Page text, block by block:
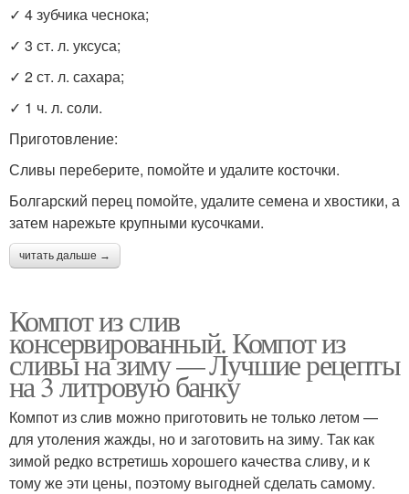
✓ 4 зубчика чеснока;
✓ 3 ст. л. уксуса;
✓ 2 ст. л. сахара;
✓ 1 ч. л. соли.
Приготовление:
Сливы переберите, помойте и удалите косточки.
Болгарский перец помойте, удалите семена и хвостики, а
затем нарежьте крупными кусочками.
читать дальше →
Компот из слив
консервированный. Компот из
сливы на зиму — Лучшие рецепты
на 3 литровую банку
Компот из слив можно приготовить не только летом —
для утоления жажды, но и заготовить на зиму. Так как
зимой редко встретишь хорошего качества сливу, и к
тому же эти цены, поэтому выгодней сделать самому.